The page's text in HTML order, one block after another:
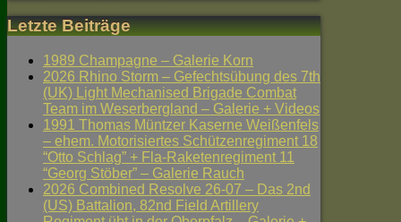
Letzte Beiträge
1989 Champagne – Galerie Korn
2026 Rhino Storm – Gefechtsübung des 7th
(UK) Light Mechanised Brigade Combat
Team im Weserbergland – Galerie + Videos
1991 Thomas Müntzer Kaserne Weißenfels
– ehem. Motorisiertes Schützenregiment 18
“Otto Schlag” + Fla-Raketenregiment 11
“Georg Stöber” – Galerie Rauch
2026 Combined Resolve 26-07 – Das 2nd
(US) Battalion, 82nd Field Artillery